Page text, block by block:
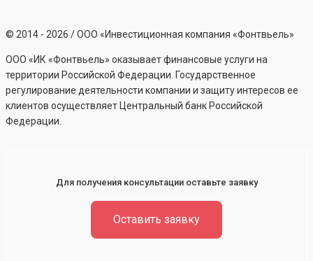
© 2014 - 2026 / ООО «Инвестиционная компания «Фонтвьель»
ООО «ИК «Фонтвьель» оказывает финансовые услуги на
территории Российской Федерации. Государственное
регулирование деятельности компании и защиту интересов ее
клиентов осуществляет Центральный банк Российской
Федерации.
Для получения консультации оставьте заявку
Оставить заявку